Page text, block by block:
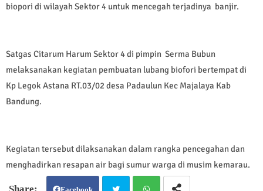
biopori di wilayah Sektor 4 untuk mencegah terjadinya banjir.
Satgas Citarum Harum Sektor 4 di pimpin Serma Bubun
melaksanakan kegiatan pembuatan lubang biofori bertempat di
Kp Legok Astana RT.03/02 desa Padaulun Kec Majalaya Kab
Bandung.
Kegiatan tersebut dilaksanakan dalam rangka pencegahan dan
menghadirkan resapan air bagi sumur warga di musim kemarau.